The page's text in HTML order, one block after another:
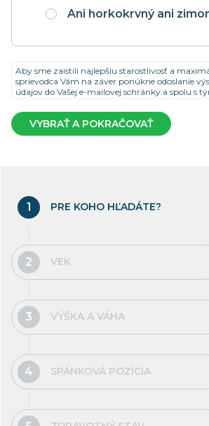
Ani horkokrvný ani
Aby sme zaistili najlepšiu starostlivosť a
sprievodca Vám na záver ponúkne odoslanie
údajov do Vašej e-mailovej schránky a spolu s
pobočke naši špecialisti preberú najlepšie z
budú uložené do doby nákupu matraca,
šiestich mesiacov. Kedykoľvek môžete požiadať
Ak si nezvolíte zasielanie výsledkov, nebudú
adresne spracovávané. Budú použité len ako
dáta k zlepšovaniu našich služieb.
VYBRAŤ A POKRAČOVAŤ
PRE KOHO HĽADÁTE?
VEK
VÝŠKA A VÁHA
SPÁNKOVÁ POZÍCIA